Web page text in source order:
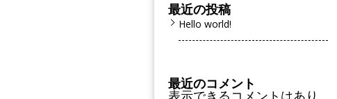
最近の投稿
Hello world!
最近のコメント